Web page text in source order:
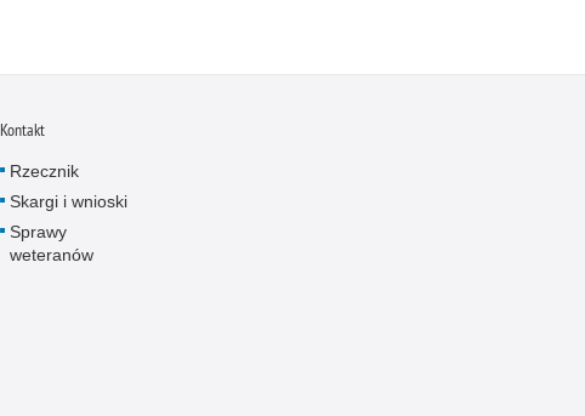
Nietrzeźwi kierujący
Nietrzeźwi opiekunowie
Kontakt
Rzecznik
Skargi i wnioski
Sprawy
weteranów